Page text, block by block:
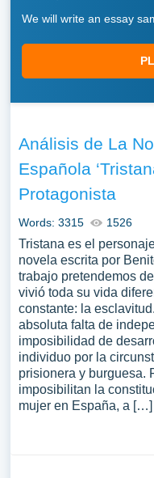
We will write an essay
Análisis de La
Española
Protagonista
Words: 3315 1526
Tristana es el
novela escrita por
trabajo pretendemos
vivió toda su vida
constante: la
absoluta falta de
imposibilidad de
individuo por la
prisionera y burguesa.
imposibilitan la
mujer en España, a […]